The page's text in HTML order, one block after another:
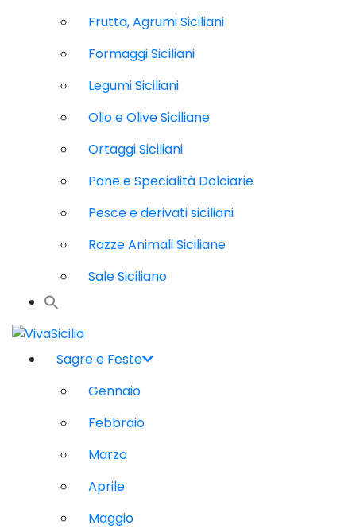
Frutta, Agrumi Siciliani
Formaggi Siciliani
Legumi Siciliani
Olio e Olive Siciliane
Ortaggi Siciliani
Pane e Specialità Dolciarie
Pesce e derivati siciliani
Razze Animali Siciliane
Sale Siciliano
Sagre e Feste
Gennaio
Febbraio
Marzo
Aprile
Maggio